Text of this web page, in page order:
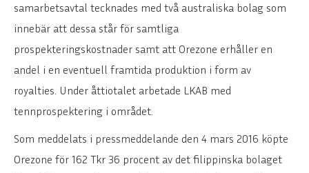
samarbetsavtal tecknades med två australiska bolag som
innebär att dessa står för samtliga
prospekteringskostnader samt att Orezone erhåller en
andel i en eventuell framtida produktion i form av
royalties. Under åttiotalet arbetade LKAB med
tennprospektering i området.
Som meddelats i pressmeddelande den 4 mars 2016 köpte
Orezone för 162 Tkr 36 procent av det filippinska bolaget